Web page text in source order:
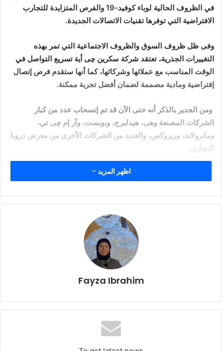
في الظروف الحالية لوباء كوفيد-19
والفرص المتزايدة للتجارب
الافتراضية التي توفرها تقنيات الاتصالات الجديدة.
وفى ظل ظروف السوق والظروف الاجتماعية التي تمر بهذه
التغييرات الجذرية، تعتقد شركة سكرين چى أية تسريع التواصل في
الوقت المناسب مع عملائها وشركائها، كما أنها ستقدم فرص إتصال
إفتراضية ومادية مصممة لضمان أفضل تجربة ممكنة.
ومن الجدير بالذكر أنه حتى الآن قد تم إنسحاب عدد من كبار
الشركات المصنعة وهى، هيدلبرج، وبوبست، وآر إم چى تي،
ومانرولاند، وزيروكس، والعديد من الشركات الأخرى من معرض دروبا
التجاري.
اظهر المزيد
Fayza Ibrahim